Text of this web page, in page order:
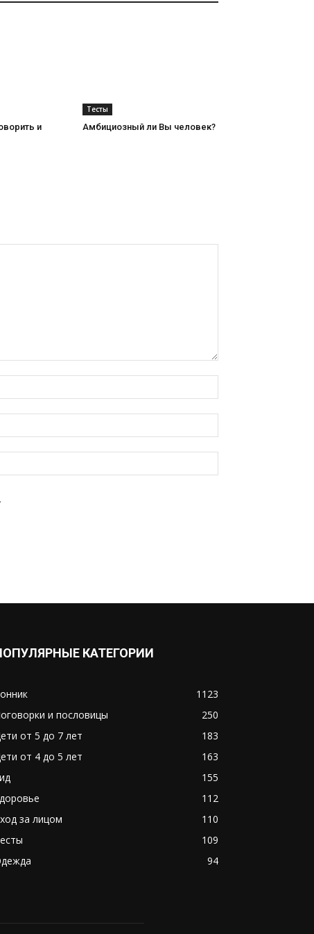
и
Тесты
Амбициозный ли Вы человек?
КАТЕГОРИИ
1123
и пословицы
250
от 5 до 7 лет
183
от 4 до 5 лет
163
155
112
за лицом
110
109
94